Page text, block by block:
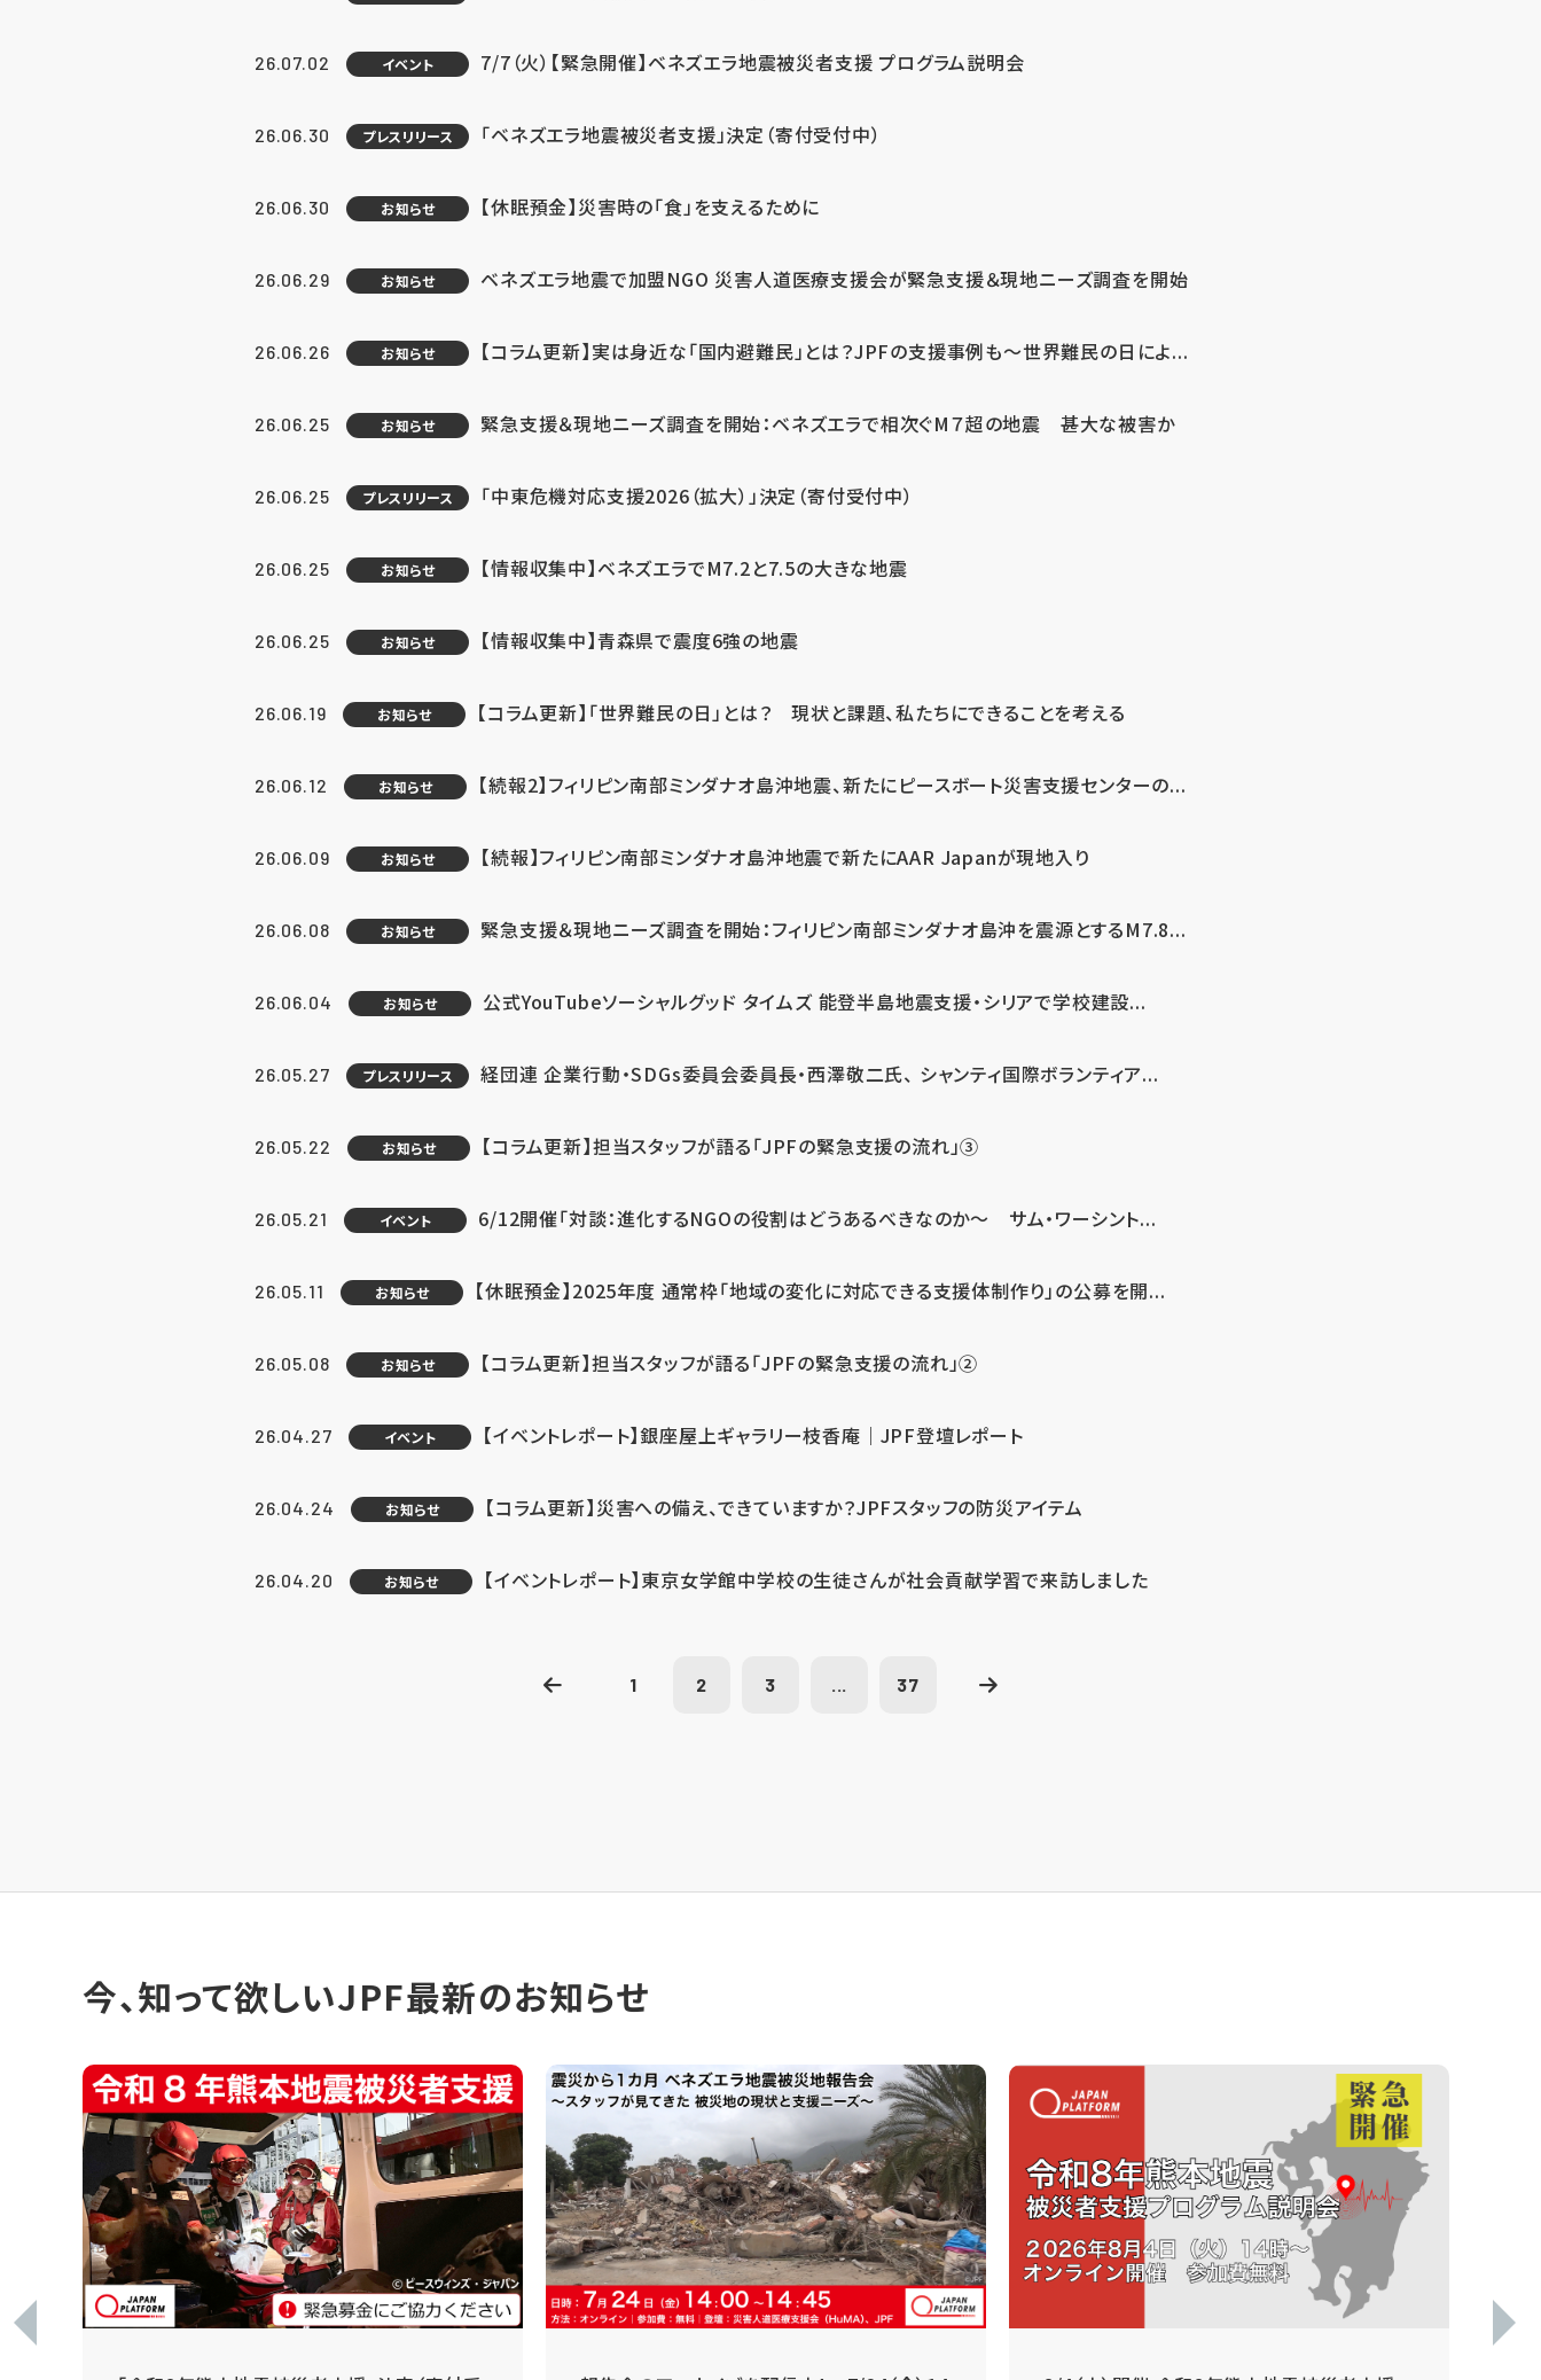
26.07.02 イベント 7/7（火）【緊急開催】ベネズエラ地震被災者支援 プログラム説明会
26.06.30 プレスリリース 「ベネズエラ地震被災者支援」決定（寄付受付中）
26.06.30 お知らせ 【休眠預金】災害時の「食」を支えるために
26.06.29 お知らせ ベネズエラ地震で加盟NGO 災害人道医療支援会が緊急支援＆現地ニーズ調査を開始
26.06.26 お知らせ 【コラム更新】実は身近な「国内避難民」とは？JPFの支援事例も～世界難民の日によ...
26.06.25 お知らせ 緊急支援＆現地ニーズ調査を開始：ベネズエラで相次ぐM７超の地震 甚大な被害か
26.06.25 プレスリリース 「中東危機対応支援2026（拡大）」決定（寄付受付中）
26.06.25 お知らせ 【情報収集中】ベネズエラでM7.2と7.5の大きな地震
26.06.25 お知らせ 【情報収集中】青森県で震度6強の地震
26.06.19 お知らせ 【コラム更新】「世界難民の日」とは？ 現状と課題、私たちにできることを考える
26.06.12 お知らせ 【続報2】フィリピン南部ミンダナオ島沖地震、新たにピースボート災害支援センターの...
26.06.09 お知らせ 【続報】フィリピン南部ミンダナオ島沖地震で新たにAAR Japanが現地入り
26.06.08 お知らせ 緊急支援＆現地ニーズ調査を開始：フィリピン南部ミンダナオ島沖を震源とするM7.8...
26.06.04 お知らせ 公式YouTubeソーシャルグッド タイムズ 能登半島地震支援・シリアで学校建設...
26.05.27 プレスリリース 経団連 企業行動・SDGs委員会委員長・西澤敬二氏、 シャンティ国際ボランティア...
26.05.22 お知らせ 【コラム更新】担当スタッフが語る「JPFの緊急支援の流れ」③
26.05.21 イベント 6/12開催「対談：進化するNGOの役割はどうあるべきなのか～ サム・ワーシント...
26.05.11 お知らせ 【休眠預金】2025年度 通常枠「地域の変化に対応できる支援体制作り」の公募を開...
26.05.08 お知らせ 【コラム更新】担当スタッフが語る「JPFの緊急支援の流れ」②
26.04.27 イベント 【イベントレポート】銀座屋上ギャラリー枝香庵｜JPF登壇レポート
26.04.24 お知らせ 【コラム更新】災害への備え、できていますか？JPFスタッフの防災アイテム
26.04.20 お知らせ 【イベントレポート】東京女学館中学校の生徒さんが社会貢献学習で来訪しました
1 2 3 ... 37
今、知って欲しいJPF最新のお知らせ